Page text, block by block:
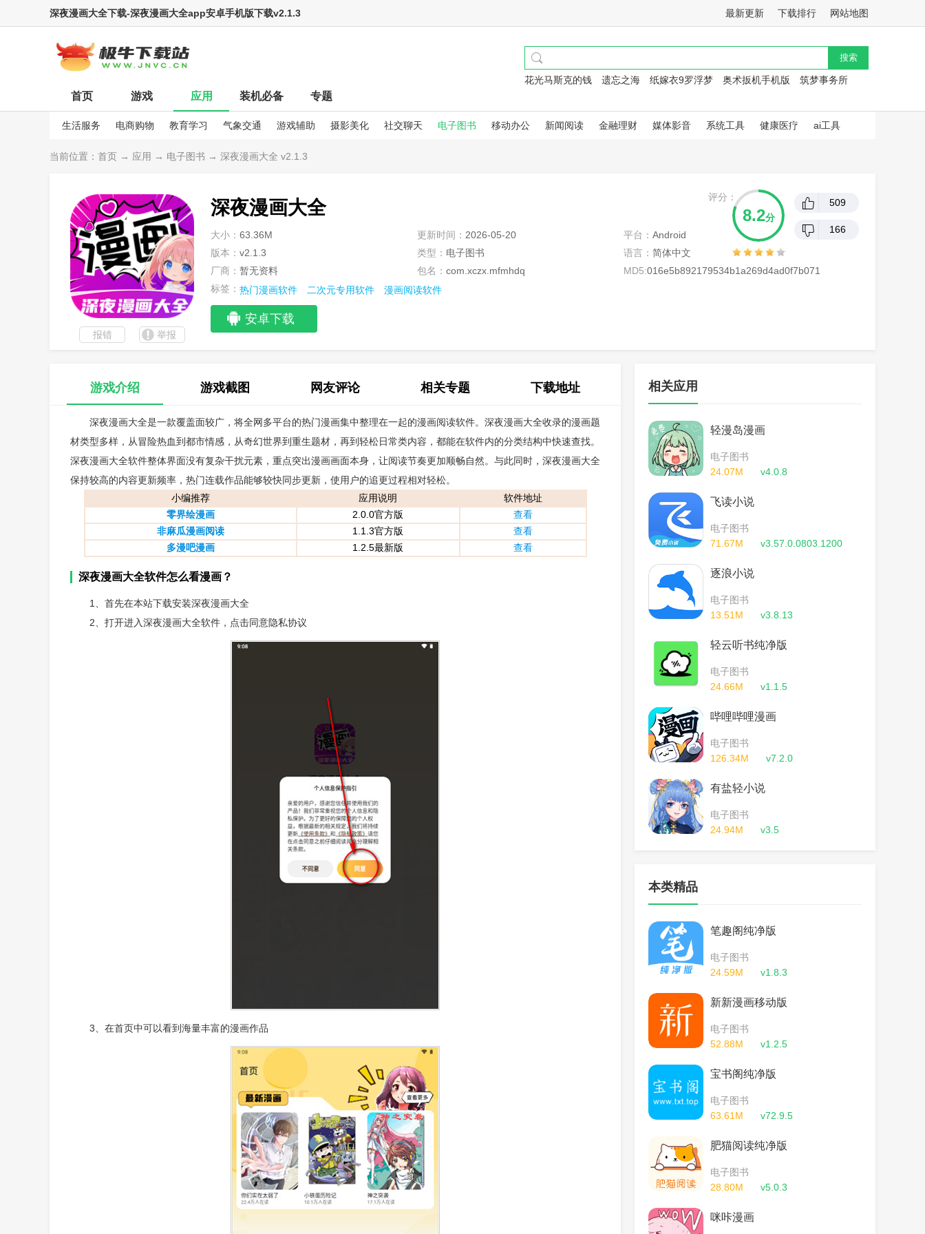
最新更新 下载排行 网站地图
深夜漫画大全下载-深夜漫画大全app安卓手机版下载v2.1.3
花光马斯克的钱 遗忘之海 纸嫁衣9罗浮梦 奥术扳机手机版 筑梦事务所
首页 游戏 应用 装机必备 专题
生活服务 电商购物 教育学习 气象交通 游戏辅助 摄影美化 社交聊天 电子图书 移动办公 新闻阅读 金融理财 媒体影音 系统工具 健康医疗 ai工具
娱乐资讯
当前位置： 首页 → 应用 → 电子图书 → 深夜漫画大全 v2.1.3
深夜漫画大全
大小： 63.36M 更新时间： 2026-05-20 平台： Android
版本： v2.1.3 类型： 电子图书 语言： 简体中文
厂商： 暂无资料 包名： com.xczx.mfmhdq MD5:016e5b892179534b1a269d4ad0f7b071
标签： 热门漫画软件 二次元专用软件 漫画阅读软件
安卓下载
评分：
8.2分
509
166
报错 举报
游戏介绍 游戏截图 网友评论
(0)
相关专题 下载地址
深夜漫画大全是一款覆盖面较广，将全网多平台的热门漫画集中整理在一起的漫画阅读软件。深夜漫画大全收录的漫画题
材类型多样，从冒险热血到都市情感，从奇幻世界到重生题材，再到轻松日常类内容，都能在软件内的分类结构中快速查找。
深夜漫画大全软件整体界面没有复杂干扰元素，重点突出漫画画面本身，让阅读节奏更加顺畅自然。与此同时，深夜漫画大全
保持较高的内容更新频率，热门连载作品能够较快同步更新，使用户的追更过程相对轻松。
小编推荐
应用说明
软件地址
零界绘漫画
2.0.0官方版
查看
非麻瓜漫画阅读
1.1.3官方版
查看
多漫吧漫画
1.2.5最新版 查看
深夜漫画大全软件怎么看漫画？
1、首先在本站下载安装深夜漫画大全
2、打开进入深夜漫画大全软件，点击同意隐私协议
3、在首页中可以看到海量丰富的漫画作品
相关应用
轻漫岛漫画
电子图书
24.07M
v4.0.8
飞读小说
电子图书
71.67M
v3.57.0.0803.1200
逐浪小说
电子图书
13.51M
v3.8.13
轻云听书纯净版
电子图书
24.66M
v1.1.5
哔哩哔哩漫画
电子图书
126.34M
v7.2.0
有盐轻小说
电子图书
24.94M
v3.5
本类精品
笔趣阁纯净版
电子图书
24.59M
v1.8.3
新新漫画移动版
电子图书
52.88M
v1.2.5
宝书阁纯净版
电子图书
63.61M
v72.9.5
肥猫阅读纯净版
电子图书
28.80M
v5.0.3
咪咔漫画